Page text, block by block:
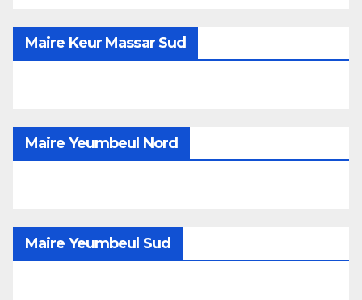
Maire Keur Massar Sud
Maire Yeumbeul Nord
Maire Yeumbeul Sud